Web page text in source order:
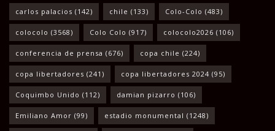
carlos palacios (142) chile (133) Colo-Colo (483)
colocolo (3568) Colo Colo (917) colocolo2026 (106)
conferencia de prensa (676) copa chile (224)
copa libertadores (241) copa libertadores 2024 (95)
Coquimbo Unido (112) damian pizarro (106)
Emiliano Amor (99) estadio monumental (1248)